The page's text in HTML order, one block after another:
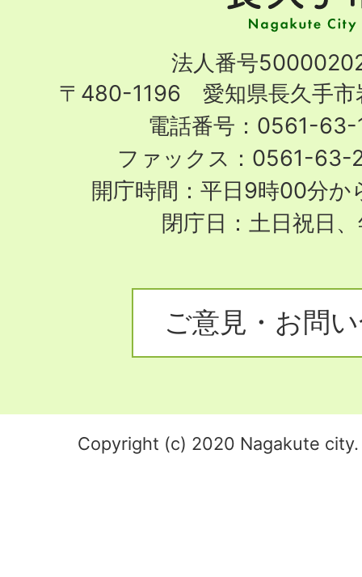
市
City
法人番号
〒480-1196 愛知県長久手市
電話番号：0561-63-
ファックス：0561-63-
開庁時間：平日9時00分
閉庁日：土日祝日
ご意見・お問
Copyright (c) 2020 Nagakute